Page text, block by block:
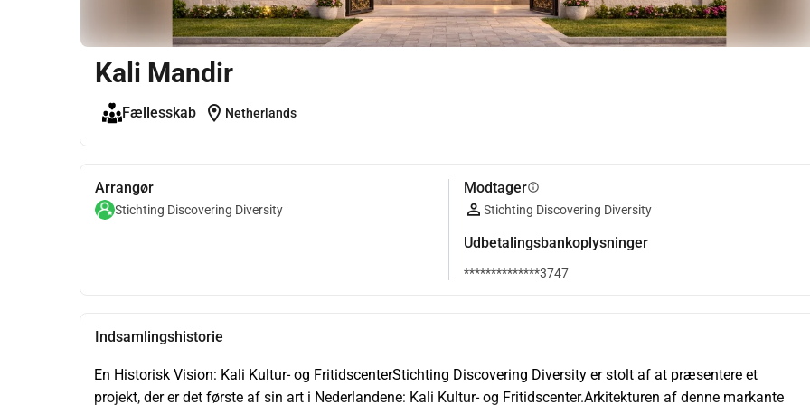
Kali Mandir
Fællesskab location_on Netherlands
Arrangør
Stichting Discovering Diversity
Modtagerinfo
Stichting Discovering Diversity
Udbetalingsbankoplysninger
**************3747
Indsamlingshistorie
En Historisk Vision: Kali Kultur- og FritidscenterStichting Discovering Diversity er stolt af at præsentere et
projekt, der er det første af sin art i Nederlandene: Kali Kultur- og Fritidscenter.Arkitekturen af denne markante